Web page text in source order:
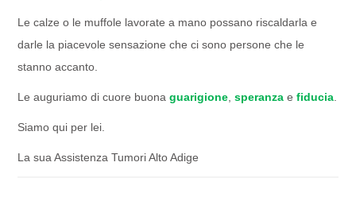
Le calze o le muffole lavorate a mano possano riscaldarla e
darle la piacevole sensazione che ci sono persone che le
stanno accanto.
Le auguriamo di cuore buonaguarigione,speranza efiducia.
Siamo qui per lei.
La sua Assistenza Tumori Alto Adige